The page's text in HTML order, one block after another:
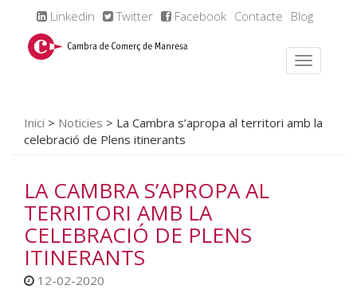
Linkedin Twitter Facebook Contacte Blog
Inici > Noticies > La Cambra s’apropa al territori amb la
celebració de Plens itinerants
LA CAMBRA S’APROPA AL
TERRITORI AMB LA
CELEBRACIÓ DE PLENS
ITINERANTS
12-02-2020